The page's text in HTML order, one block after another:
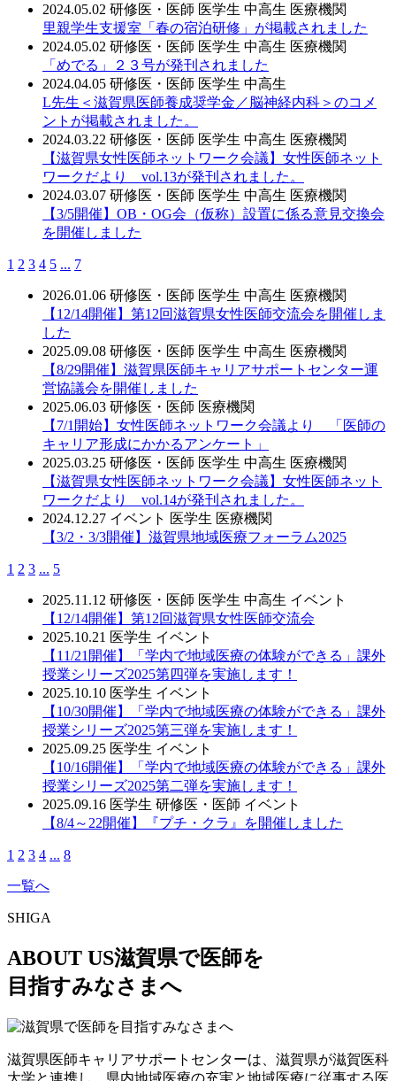
2024.05.02 研修医・医師 医学生 中高生 医療機関
里親学生支援室「春の宿泊研修」が掲載されました
2024.05.02 研修医・医師 医学生 中高生 医療機関
「めでる」２３号が発刊されました
2024.04.05 研修医・医師 医学生 中高生
L先生＜滋賀県医師養成奨学金／脳神経内科＞のコメ
ントが掲載されました。
2024.03.22 研修医・医師 医学生 中高生 医療機関
【滋賀県女性医師ネットワーク会議】女性医師ネット
ワークだより vol.13が発刊されました。
2024.03.07 研修医・医師 医学生 中高生 医療機関
【3/5開催】OB・OG会（仮称）設置に係る意見交換会
を開催しました
1 2 3 4 5 ... 7
2026.01.06 研修医・医師 医学生 中高生 医療機関
【12/14開催】第12回滋賀県女性医師交流会を開催しま
した
2025.09.08 研修医・医師 医学生 中高生 医療機関
【8/29開催】滋賀県医師キャリアサポートセンター運
営協議会を開催しました
2025.06.03 研修医・医師 医療機関
【7/1開始】女性医師ネットワーク会議より 「医師の
キャリア形成にかかるアンケート」
2025.03.25 研修医・医師 医学生 中高生 医療機関
【滋賀県女性医師ネットワーク会議】女性医師ネット
ワークだより vol.14が発刊されました。
2024.12.27 イベント 医学生 医療機関
【3/2・3/3開催】滋賀県地域医療フォーラム2025
1 2 3 ... 5
2025.11.12 研修医・医師 医学生 中高生 イベント
【12/14開催】第12回滋賀県女性医師交流会
2025.10.21 医学生 イベント
【11/21開催】「学内で地域医療の体験ができる」課外
授業シリーズ2025第四弾を実施します！
2025.10.10 医学生 イベント
【10/30開催】「学内で地域医療の体験ができる」課外
授業シリーズ2025第三弾を実施します！
2025.09.25 医学生 イベント
【10/16開催】「学内で地域医療の体験ができる」課外
授業シリーズ2025第二弾を実施します！
2025.09.16 医学生 研修医・医師 イベント
【8/4～22開催】『プチ・クラ』を開催しました
1 2 3 4 ... 8
一覧へ
SHIGA
ABOUT US滋賀県で医師を
目指すみなさまへ
滋賀県医師キャリアサポートセンターは、滋賀県が滋賀医科
大学と連携し、県内地域医療の充実と地域医療に従事する医